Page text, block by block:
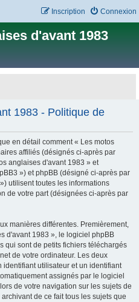
Connexion
Inscription
d'avant 1983
1983 - Politique de
en détail comment « Les motos
affiliés (désignés ci-après par
anglaises d'avant 1983 » et
») et phpBB (désigné ci-après par
utilisent toutes les informations
de votre part (désignées ci-après par
manières différentes. Premièrement,
d'avant 1983 », le logiciel phpBB
qui sont de petits fichiers téléchargés
de votre ordinateur. Les deux
identifiant utilisateur et un identifiant
assignés par le logiciel
de votre navigation sur les sujets de
de ce fait tous les sujets que